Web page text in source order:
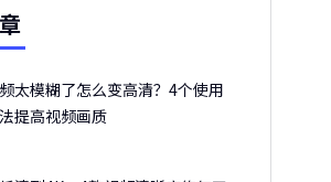
太模糊了怎么变高清？4个使用
提高视频画质